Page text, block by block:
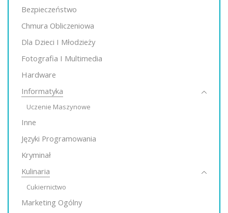
Bezpieczeństwo
Chmura Obliczeniowa
Dla Dzieci I Młodzieży
Fotografia I Multimedia
Hardware
Informatyka
Uczenie Maszynowe
Inne
Języki Programowania
Kryminał
Kulinaria
Cukiernictwo
Marketing Ogólny